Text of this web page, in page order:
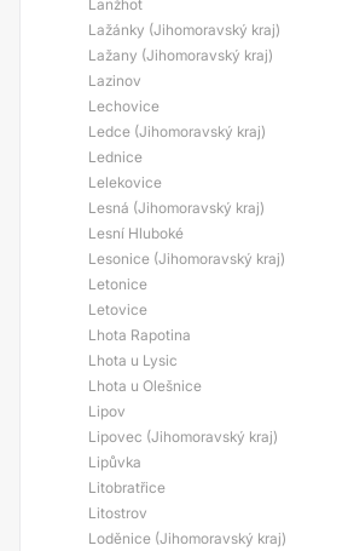
Lanžhot
Lažánky (Jihomoravský kraj)
Lažany (Jihomoravský kraj)
Lazinov
Lechovice
Ledce (Jihomoravský kraj)
Lednice
Lelekovice
Lesná (Jihomoravský kraj)
Lesní Hluboké
Lesonice (Jihomoravský kraj)
Letonice
Letovice
Lhota Rapotina
Lhota u Lysic
Lhota u Olešnice
Lipov
Lipovec (Jihomoravský kraj)
Lipůvka
Litobratřice
Litostrov
Loděnice (Jihomoravský kraj)